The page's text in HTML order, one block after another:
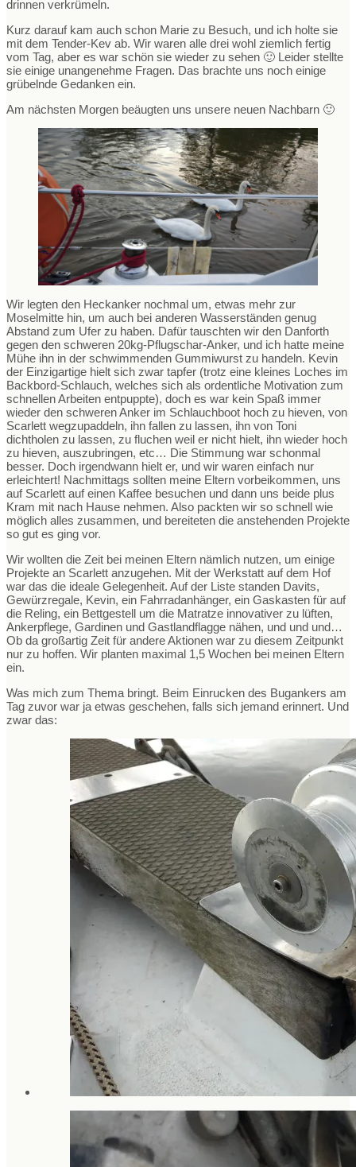
drinnen verkrümeln.
Kurz darauf kam auch schon Marie zu Besuch, und ich holte sie
mit dem Tender-Kev ab. Wir waren alle drei wohl ziemlich fertig
vom Tag, aber es war schön sie wieder zu sehen 🙂 Leider stellte
sie einige unangenehme Fragen. Das brachte uns noch einige
grübelnde Gedanken ein.
Am nächsten Morgen beäugten uns unsere neuen Nachbarn 🙂
Wir legten den Heckanker nochmal um, etwas mehr zur
Moselmitte hin, um auch bei anderen Wasserständen genug
Abstand zum Ufer zu haben. Dafür tauschten wir den Danforth
gegen den schweren 20kg-Pflugschar-Anker, und ich hatte meine
Mühe ihn in der schwimmenden Gummiwurst zu handeln. Kevin
der Einzigartige hielt sich zwar tapfer (trotz eine kleines Loches im
Backbord-Schlauch, welches sich als ordentliche Motivation zum
schnellen Arbeiten entpuppte), doch es war kein Spaß immer
wieder den schweren Anker im Schlauchboot hoch zu hieven, von
Scarlett wegzupaddeln, ihn fallen zu lassen, ihn von Toni
dichtholen zu lassen, zu fluchen weil er nicht hielt, ihn wieder hoch
zu hieven, auszubringen, etc… Die Stimmung war schonmal
besser. Doch irgendwann hielt er, und wir waren einfach nur
erleichtert! Nachmittags sollten meine Eltern vorbeikommen, uns
auf Scarlett auf einen Kaffee besuchen und dann uns beide plus
Kram mit nach Hause nehmen. Also packten wir so schnell wie
möglich alles zusammen, und bereiteten die anstehenden Projekte
so gut es ging vor.
Wir wollten die Zeit bei meinen Eltern nämlich nutzen, um einige
Projekte an Scarlett anzugehen. Mit der Werkstatt auf dem Hof
war das die ideale Gelegenheit. Auf der Liste standen Davits,
Gewürzregale, Kevin, ein Fahrradanhänger, ein Gaskasten für auf
die Reling, ein Bettgestell um die Matratze innovativer zu lüften,
Ankerpflege, Gardinen und Gastlandflagge nähen, und und und…
Ob da großartig Zeit für andere Aktionen war zu diesem Zeitpunkt
nur zu hoffen. Wir planten maximal 1,5 Wochen bei meinen Eltern
ein.
Was mich zum Thema bringt. Beim Einrucken des Bugankers am
Tag zuvor war ja etwas geschehen, falls sich jemand erinnert. Und
zwar das: